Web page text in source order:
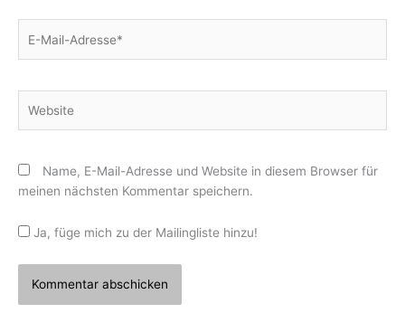
Mail-
Name, E-Mail-Adresse und Website in diesem Browser für
meinen nächsten Kommentar speichern.
Ja, füge mich zu der Mailingliste hinzu!